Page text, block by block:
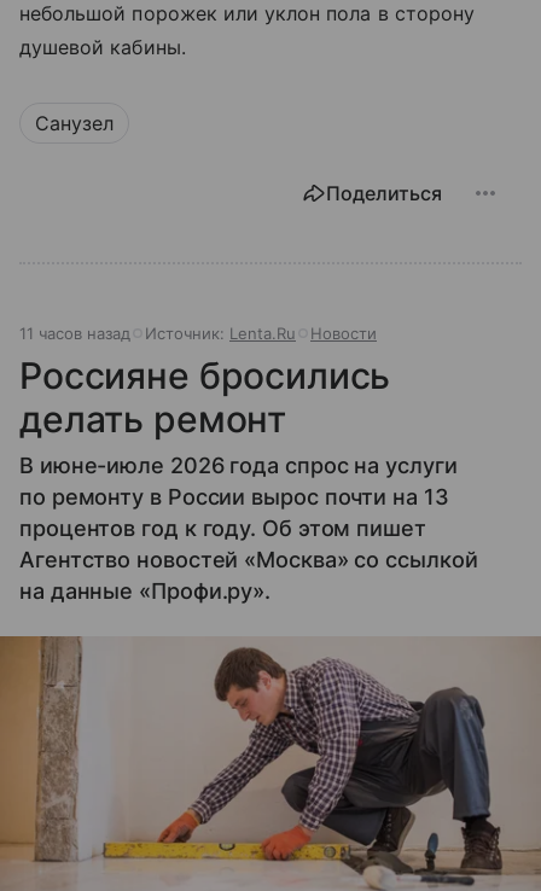
небольшой порожек или уклон пола в сторону
душевой кабины.
Санузел
Поделиться
11 часов назад Источник: Lenta.Ru Новости
Россияне бросились
делать ремонт
В июне-июле 2026 года спрос на услуги
по ремонту в России вырос почти на 13
процентов год к году. Об этом пишет
Агентство новостей «Москва» со ссылкой
на данные «Профи.ру».